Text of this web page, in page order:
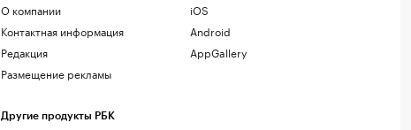
О компании
Контактная информация
Редакция
Размещение рекламы
Другие продукты РБК
iOS
Android
AppGallery